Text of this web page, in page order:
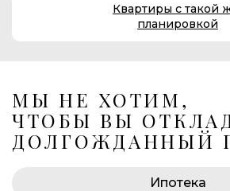
Квартиры с такой
планировкой
МЫ НЕ ХОТИМ,
ЧТОБЫ ВЫ
ДОЛГОЖДАННЫЙ
Ипотека